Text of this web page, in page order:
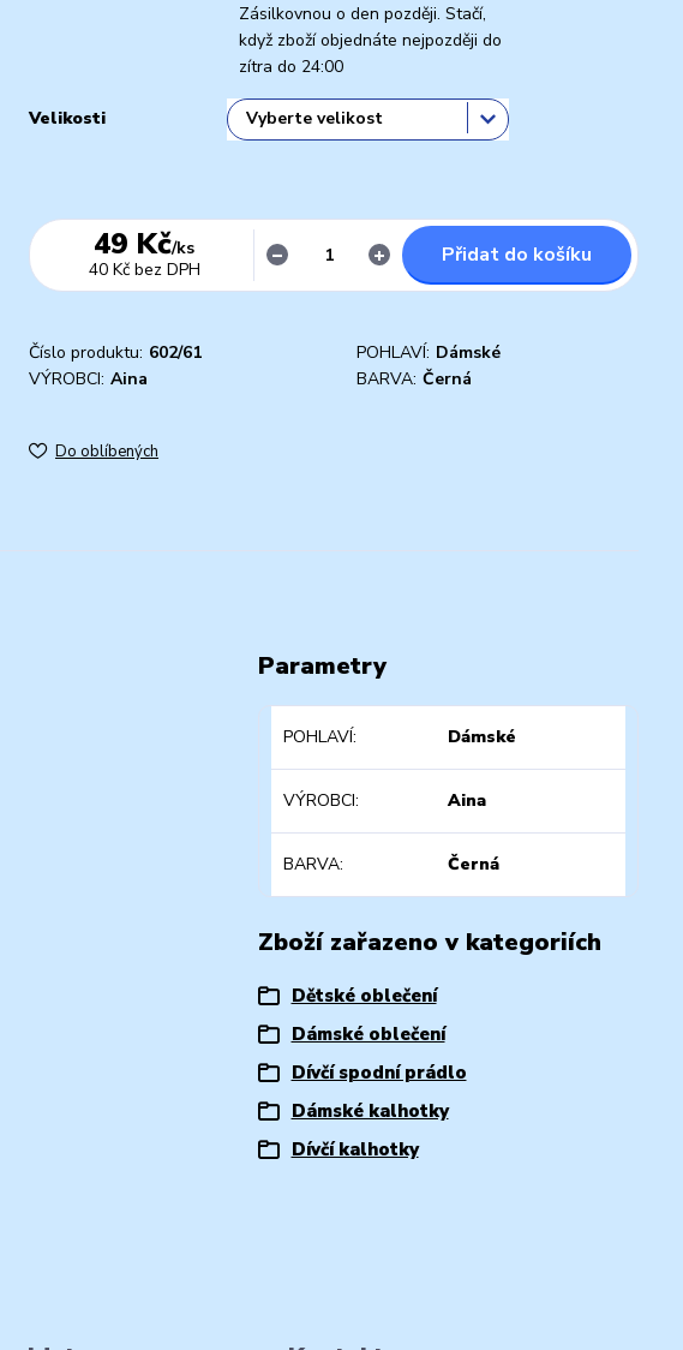
Zásilkovnou o den později. Stačí,
když zboží objednáte nejpozději do
zítra do 24:00
Velikosti
49 Kč/ks
40 Kč bez DPH
Přidat do košíku
Číslo produktu: 602/61 POHLAVÍ: Dámské
VÝROBCI: Aina BARVA: Černá
Do oblíbených
Parametry
POHLAVÍ Dámské
VÝROBCI Aina
BARVA Černá
Zboží zařazeno v kategoriích
Dětské oblečení
Dámské oblečení
Dívčí spodní prádlo
Dámské kalhotky
Dívčí kalhotky